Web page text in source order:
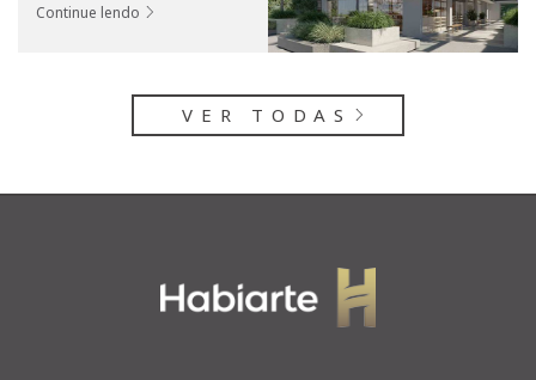
Continue lendo
VER TODAS